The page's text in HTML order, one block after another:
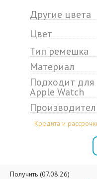
Другие цвета
Цвет
Тип ремешка
Материал
Подходит для
Apple Watch
Кредита и
Получить (07.08.26)